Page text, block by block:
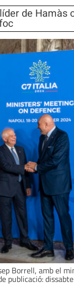
de Hamàs
Borrell, amb el
publicació: